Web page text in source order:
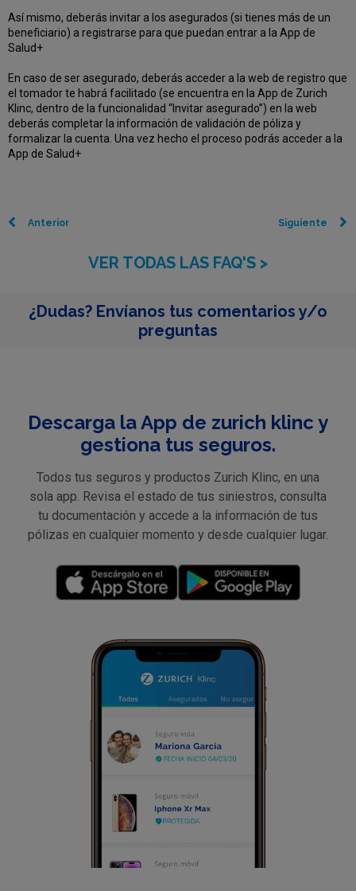
Así mismo, deberás invitar a los asegurados (si tienes más de un
beneficiario) a registrarse para que puedan entrar a la App de
Salud+
En caso de ser asegurado, deberás acceder a la web de registro que
el tomador te habrá facilitado (se encuentra en la App de Zurich
Klinc, dentro de la funcionalidad “Invitar asegurado”) en la web
deberás completar la información de validación de póliza y
formalizar la cuenta. Una vez hecho el proceso podrás acceder a la
App de Salud+
Anterior Siguiente
VER TODAS LAS FAQ'S >
¿Dudas? Envíanos tus comentarios y/o
preguntas
Descarga la App de zurich klinc y
gestiona tus seguros.
Todos tus seguros y productos Zurich Klinc, en una
sola app. Revisa el estado de tus siniestros, consulta
tu documentación y accede a la información de tus
pólizas en cualquier momento y desde cualquier lugar.